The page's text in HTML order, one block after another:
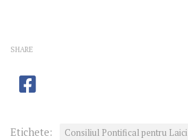
SHARE
Etichete: Consiliul Pontifical pentru Laici